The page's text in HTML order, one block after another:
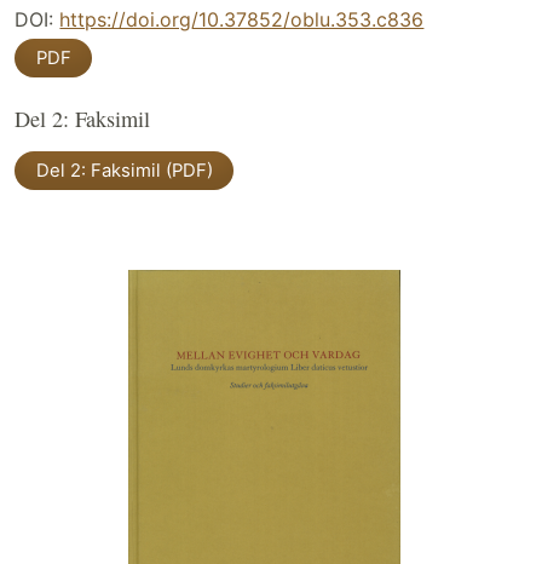
DOI: https://doi.org/10.37852/oblu.353.c836
PDF
Del 2: Faksimil
Del 2: Faksimil (PDF)